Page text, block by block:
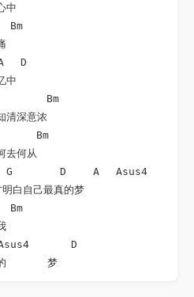
中
Bm
　D
中
　　　Bm
清深意浓
　　　Bm
去何从
G 　　　　D 　　A 　Asus4
白自己最真的梦
Bm
Asus4     　D
　　　　梦